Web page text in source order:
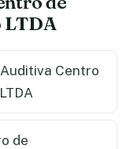
LTDA
Auditiva Centro
de